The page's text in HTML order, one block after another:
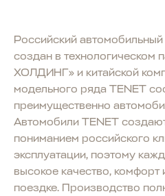
Российский
создан в технологическом
ХОЛДИНГ» и китайской
модельного ряда TENET
преимущественно
Автомобили TENET
пониманием российского
эксплуатации, поэтому
высокое качество,
поездке. Производство